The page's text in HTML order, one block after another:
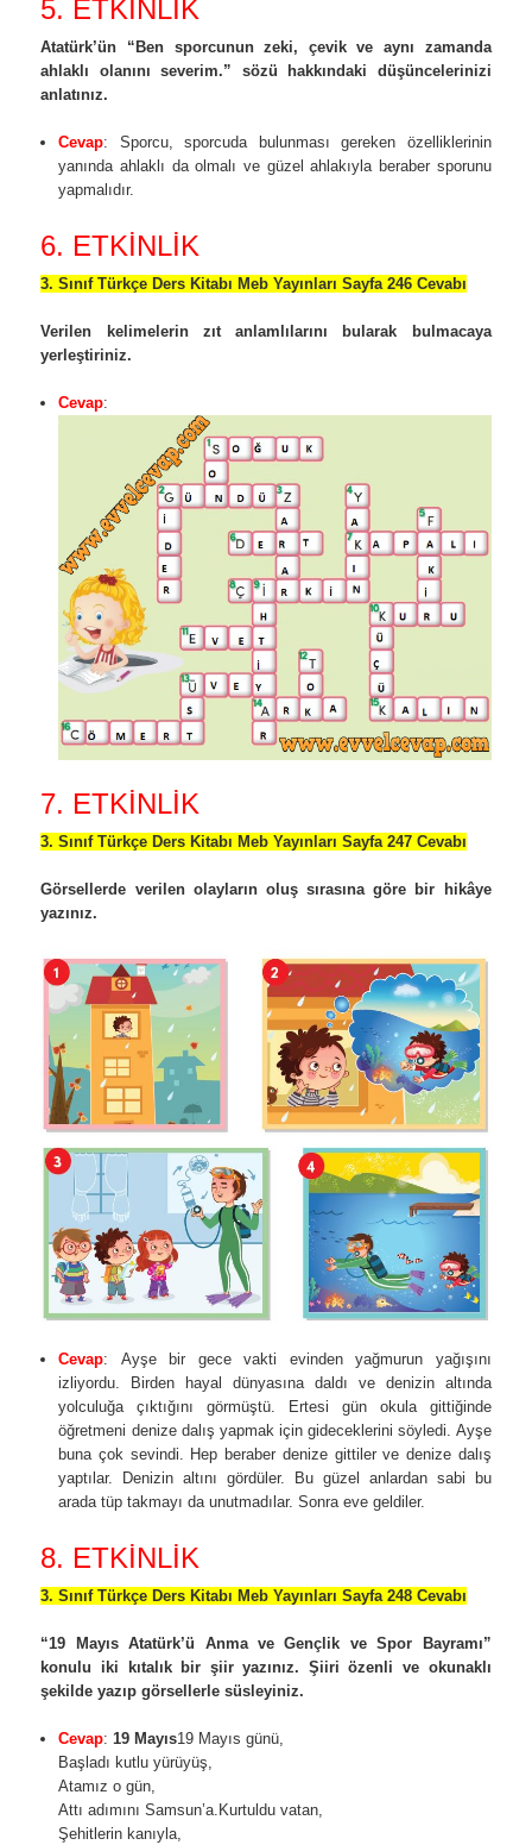
5. ETKİNLİK
Atatürk’ün “Ben sporcunun zeki, çevik ve aynı zamanda
ahlaklı olanını severim.” sözü hakkındaki düşüncelerinizi
anlatınız.
Cevap: Sporcu, sporcuda bulunması gereken özelliklerinin
yanında ahlaklı da olmalı ve güzel ahlakıyla beraber sporunu
yapmalıdır.
6. ETKİNLİK
3. Sınıf Türkçe Ders Kitabı Meb Yayınları Sayfa 246 Cevabı
Verilen kelimelerin zıt anlamlılarını bularak bulmacaya
yerleştiriniz.
Cevap:
7. ETKİNLİK
3. Sınıf Türkçe Ders Kitabı Meb Yayınları Sayfa 247 Cevabı
Görsellerde verilen olayların oluş sırasına göre bir hikâye
yazınız.
Cevap: Ayşe bir gece vakti evinden yağmurun yağışını
izliyordu. Birden hayal dünyasına daldı ve denizin altında
yolculuğa çıktığını görmüştü. Ertesi gün okula gittiğinde
öğretmeni denize dalış yapmak için gideceklerini söyledi. Ayşe
buna çok sevindi. Hep beraber denize gittiler ve denize dalış
yaptılar. Denizin altını gördüler. Bu güzel anlardan sabi bu
arada tüp takmayı da unutmadılar. Sonra eve geldiler.
8. ETKİNLİK
3. Sınıf Türkçe Ders Kitabı Meb Yayınları Sayfa 248 Cevabı
“19 Mayıs Atatürk’ü Anma ve Gençlik ve Spor Bayramı”
konulu iki kıtalık bir şiir yazınız. Şiiri özenli ve okunaklı
şekilde yazıp görsellerle süsleyiniz.
Cevap:19 Mayıs19 Mayıs günü,
Başladı kutlu yürüyüş,
Atamız o gün,
Attı adımını Samsun’a.Kurtuldu vatan,
Şehitlerin kanıyla,